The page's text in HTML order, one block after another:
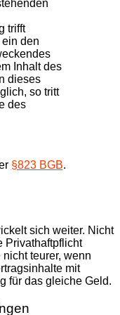
trifft
den
Inhalt des
dieses
so tritt
des
§823 BGB.
sich weiter. Nicht
Privathaftpflicht
teurer, wenn
mit
für das gleiche Geld.